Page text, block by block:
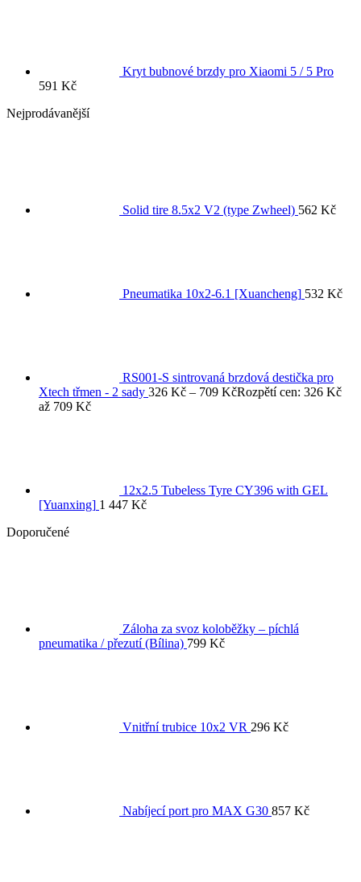
Kryt bubnové brzdy pro Xiaomi 5 / 5 Pro
591 Kč
Nejprodávanější
Solid tire 8.5x2 V2 (type Zwheel) 562 Kč
Pneumatika 10x2-6.1 [Xuancheng] 532 Kč
RS001-S sintrovaná brzdová destička pro
Xtech třmen - 2 sady 326 Kč – 709 KčRozpětí cen: 326 Kč
až 709 Kč
12x2.5 Tubeless Tyre CY396 with GEL
[Yuanxing] 1 447 Kč
Doporučené
Záloha za svoz koloběžky – píchlá
pneumatika / přezutí (Bílina) 799 Kč
Vnitřní trubice 10x2 VR 296 Kč
Nabíjecí port pro MAX G30 857 Kč